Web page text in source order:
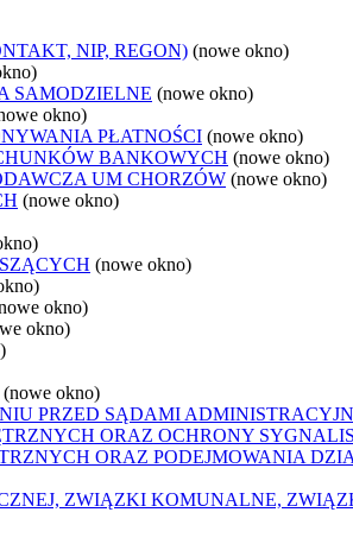
NIP, REGON) (nowe okno)
SAMODZIELNE (nowe okno)
okno)
PŁATNOŚCI (nowe okno)
BANKOWYCH (nowe okno)
UM CHORZÓW (nowe okno)
(nowe okno)
(nowe okno)
okno)
okno)
(nowe okno)
PRZED SĄDAMI
ORAZ OCHRONY
ORAZ PODEJMOWANIA
ZWIĄZKI KOMUNALNE,